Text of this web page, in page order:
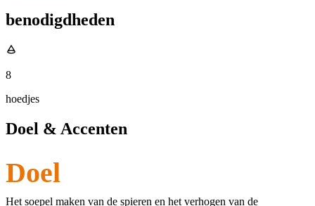
benodigdheden
8
hoedjes
Doel & Accenten
Doel
Het soepel maken van de spieren en het verhogen van de